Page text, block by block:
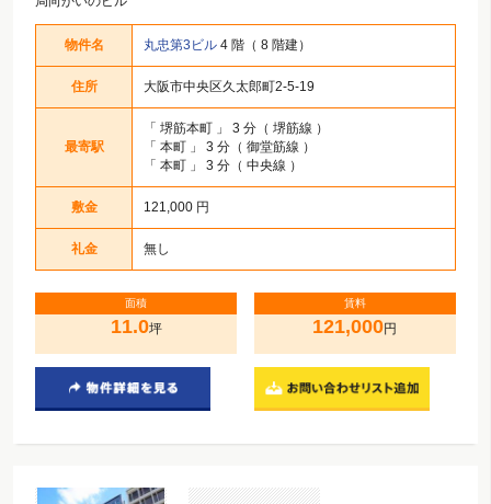
物件名 丸忠第3ビル 4 階（ 8 階建）
住所 大阪市中央区久太郎町2-5-19
最寄駅
「 堺筋本町 」 3 分（ 堺筋線 ）
「 本町 」 3 分（ 御堂筋線 ）
「 本町 」 3 分（ 中央線 ）
敷金 121,000 円
礼金 無し
面積
11.0坪
賃料
121,000円